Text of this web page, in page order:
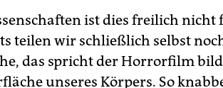
ist dies freilich
teilen wir schließlich selbst
das spricht der Horrorfilm
unseres Körpers. So